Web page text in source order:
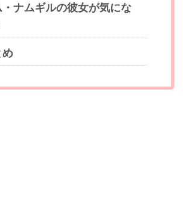
・ナムギルの彼女が気にな
め